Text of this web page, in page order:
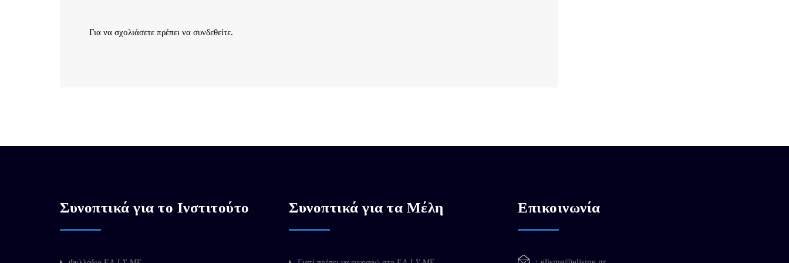
Για να σχολιάσετε πρέπει να συνδεθείτε.
Συνοπτικά για το Ινστιτούτο Συνοπτικά για τα Μέλη Επικοινωνία